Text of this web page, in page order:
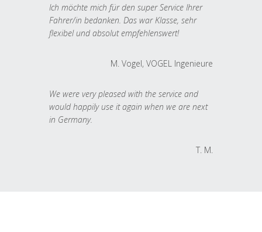
Ich möchte mich für den super Service Ihrer
Fahrer/in bedanken. Das war Klasse, sehr
flexibel und absolut empfehlenswert!
M. Vogel, VOGEL Ingenieure
We were very pleased with the service and
would happily use it again when we are next
in Germany.
T. M.